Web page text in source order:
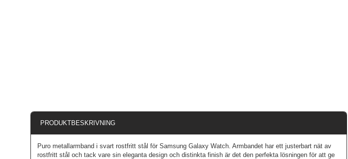
PRODUKTBESKRIVNING
Puro metallarmband i svart rostfritt stål för Samsung Galaxy Watch. Armbandet har ett justerbart nät av
rostfritt stål och tack vare sin eleganta design och distinkta finish är det den perfekta lösningen för att ge